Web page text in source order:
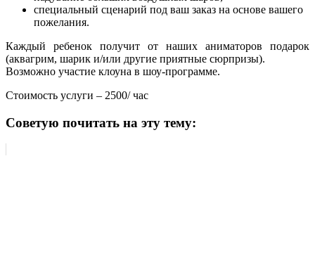
специальный сценарий под ваш заказ на основе вашего
пожелания.
Каждый ребенок получит от наших аниматоров подарок
(аквагрим, шарик и/или другие приятные сюрпризы).
Возможно участие клоуна в шоу-программе.
Стоимость услуги – 2500/ час
Советую почитать на эту тему: